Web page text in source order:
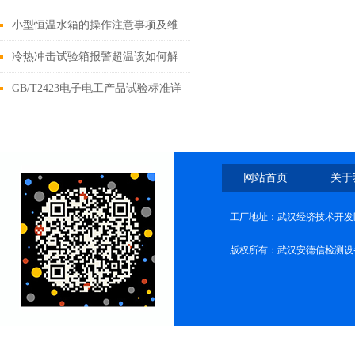
小型恒温水箱的操作注意事项及维
修保养
冷热冲击试验箱报警超温该如何解
决？
GB/T2423电子电工产品试验标准详
网站首页 关
工厂地址：武汉经济技术开
版权所有：武汉安德信检测